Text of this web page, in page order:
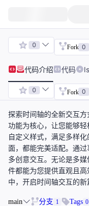
0 Fork 0
代码介绍 代码
0 Fork 0
探索时间轴的全新交互
功能为核心，让您能够
自定义样式，满足多样
面，都能完美适配。通
多创意交互。无论是多
件都能为您提供直观且
中，开启时间轴交互的新
main 分支 1 Tags 0